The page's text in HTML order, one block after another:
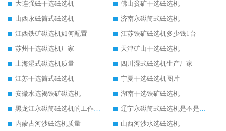
大连强磁干选磁选机
佛山贫矿干选磁选机
山西永磁筒式磁选机
济南永磁筒式磁选机
江西铁矿磁选机如何配置
江苏铁矿磁选机多少钱1台
苏州干选磁选机厂家
天津矿山干选磁选机
上海湿式磁选机质量
四川湿式磁选机生产厂家
江苏干选筒式磁选机
宁夏干选磁选机图片
安徽水选褐铁矿磁选机
湖南干选铁矿磁选机
黑龙江永磁筒磁选机的工作原理
辽宁永磁筒式磁选机是不是强磁
内蒙古河沙磁选机质量
山西河沙水选磁选机